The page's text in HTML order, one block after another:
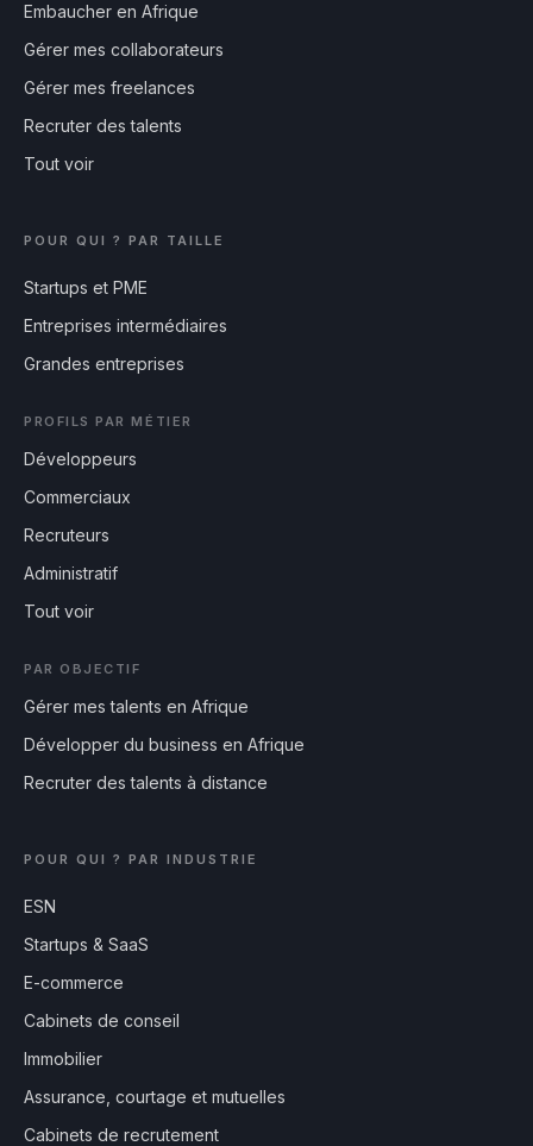
Embaucher en Afrique
Gérer mes collaborateurs
Gérer mes freelances
Recruter des talents
Tout voir
POUR QUI ? PAR TAILLE
Startups et PME
Entreprises intermédiaires
Grandes entreprises
PROFILS PAR MÉTIER
Développeurs
Commerciaux
Recruteurs
Administratif
Tout voir
PAR OBJECTIF
Gérer mes talents en Afrique
Développer du business en Afrique
Recruter des talents à distance
POUR QUI ? PAR INDUSTRIE
ESN
Startups & SaaS
E-commerce
Cabinets de conseil
Immobilier
Assurance, courtage et mutuelles
Cabinets de recrutement